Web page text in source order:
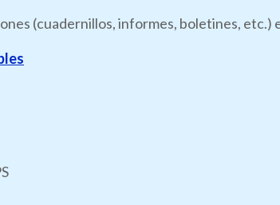
(cuadernillos, informes, boletines,